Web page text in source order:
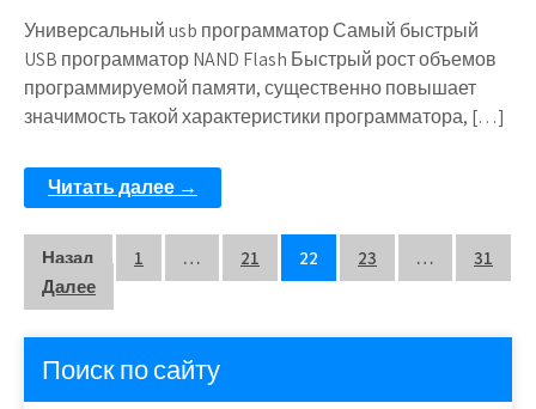
Универсальный usb программатор Самый быстрый
USB программатор NAND Flash Быстрый рост объемов
программируемой памяти, существенно повышает
значимость такой характеристики программатора, […]
Читать далее →
Пагинация
записей
Назад 1 … 21 22 23 …
31
Далее
Поиск по сайту